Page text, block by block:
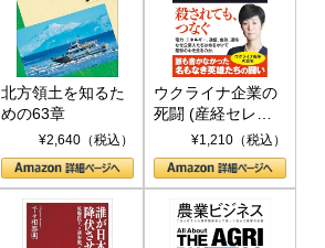
北方領土を知るた
めの63章
¥2,640（税込）
ウクライナ企業の
死闘 (産経セレク
ト S 039)¥1,210（税込）